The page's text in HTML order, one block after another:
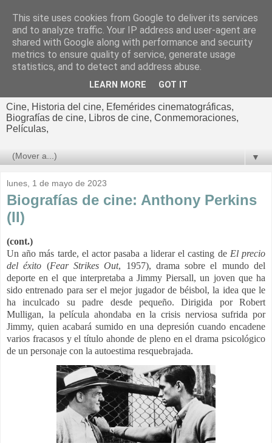
El cultural
cinematográfico de Jorge
Cine, Historia del cine, Efemérides cinematográficas,
Biografías de cine, Libros de cine, Conmemoraciones,
Películas,
▼
lunes, 1 de mayo de 2023
Biografías de cine: Anthony Perkins
(II)
(cont.)
Un año más tarde, el actor pasaba a liderar el casting deEl precio
del éxito (Fear Strikes Out, 1957), drama sobre el mundo del
deporte en el que interpretaba a Jimmy Piersall, un joven que ha
sido entrenado para ser el mejor jugador de béisbol, la idea que le
ha inculcado su padre desde pequeño.Dirigida por Robert
Mulligan, la película ahondaba en la crisis nerviosa sufrida por
Jimmy, quien acabará sumido en una depresión cuando encadene
varios fracasos y el título ahonde de pleno en el drama psicológico
de un personaje con la autoestima resquebrajada.
This site uses cookies from Google to deliver its services
and to analyze traffic. Your IP address and user-agent are
shared with Google along with performance and security
metrics to ensure quality of service, generate usage
statistics, and to detect and address abuse.
LEARN MORE GOT IT